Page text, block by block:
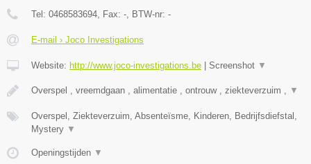
Tel: 0468583694, Fax: -, BTW-nr: -
E-mail › Joco Investigations
Website: http://www.joco-investigations.be Screenshot ▼
Overspel , vreemdgaan , alimentatie , ontrouw , ziekteverzuim , ▼
Overspel, Ziekteverzuim, Absenteïsme, Kinderen, Bedrijfsdiefstal,
Mystery ▼
Openingstijden ▼